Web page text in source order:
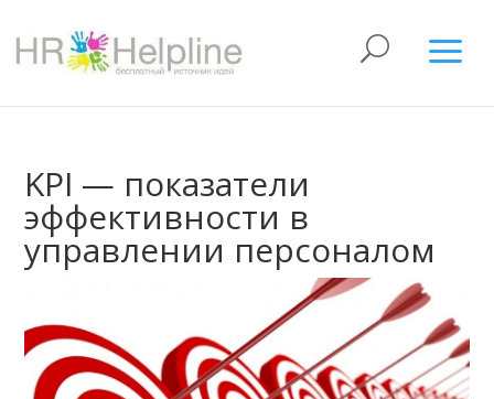
KPI — показатели
эффективности в
управлении персоналом